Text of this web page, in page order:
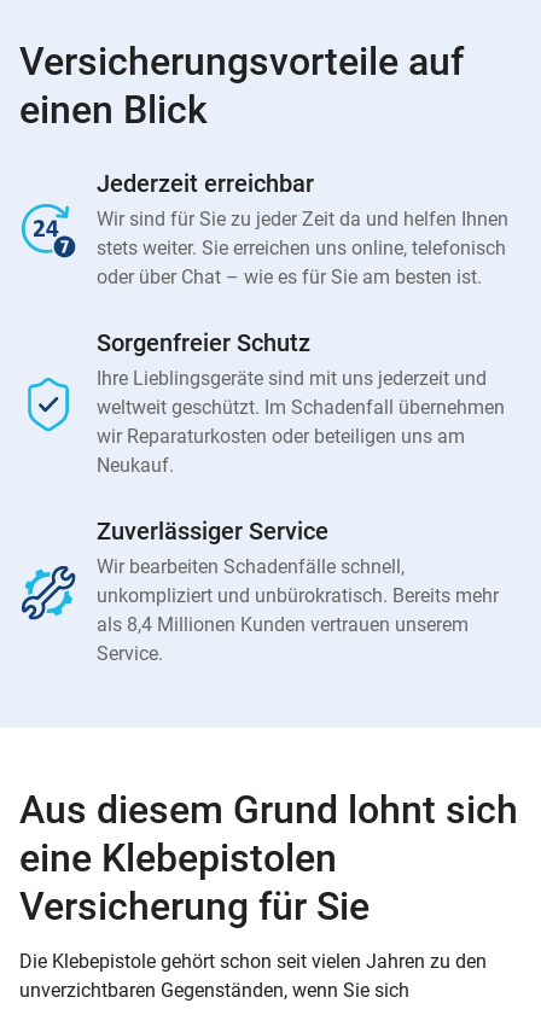
Versicherungsvorteile auf
einen Blick
Jederzeit erreichbar
Wir sind für Sie zu jeder Zeit da und helfen Ihnen
stets weiter. Sie erreichen uns online, telefonisch
oder über Chat – wie es für Sie am besten ist.
Sorgenfreier Schutz
Ihre Lieblingsgeräte sind mit uns jederzeit und
weltweit geschützt. Im Schadenfall übernehmen
wir Reparaturkosten oder beteiligen uns am
Neukauf.
Zuverlässiger Service
Wir bearbeiten Schadenfälle schnell,
unkompliziert und unbürokratisch. Bereits mehr
als 8,4 Millionen Kunden vertrauen unserem
Service.
Aus diesem Grund lohnt sich
eine Klebepistolen
Versicherung für Sie
Die Klebepistole gehört schon seit vielen Jahren zu den
unverzichtbaren Gegenständen, wenn Sie sich